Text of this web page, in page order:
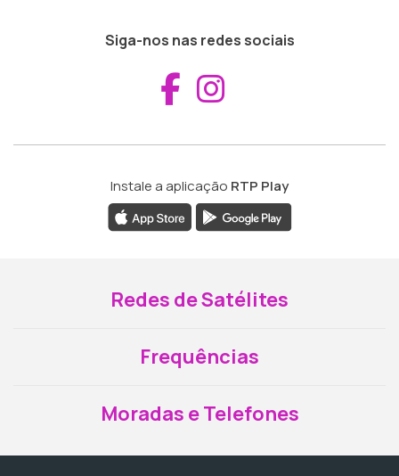
Siga-nos nas redes sociais
Aceder ao
Instale a aplicação RTP Play
Redes de Satélites
Frequências
Moradas e Telefones